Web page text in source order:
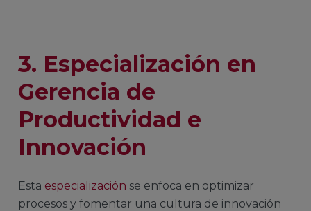
3. Especialización en
Gerencia de
Productividad e
Innovación
Esta especialización se enfoca en optimizar
procesos y fomentar una cultura de innovación